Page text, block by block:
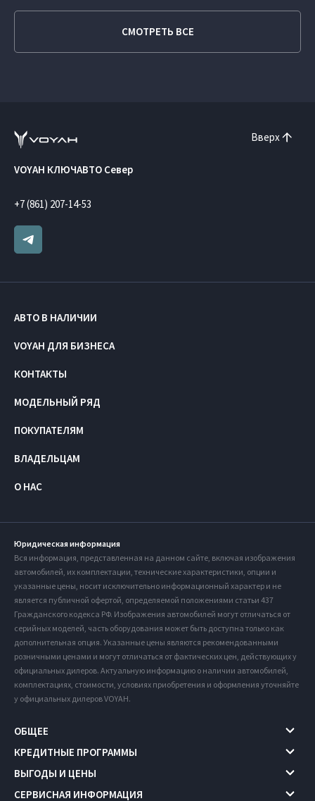
СМОТРЕТЬ ВСЕ
Вверх
VOYAH КЛЮЧАВТО Север
+7 (861) 207-14-53
АВТО В НАЛИЧИИ
VOYAH ДЛЯ БИЗНЕСА
КОНТАКТЫ
МОДЕЛЬНЫЙ РЯД
ПОКУПАТЕЛЯМ
ВЛАДЕЛЬЦАМ
О НАС
Юридическая информация
Вся информация, представленная на данном сайте, включая изображения
автомобилей, их комплектации, технические характеристики, опции и
указанные цены, носит исключительно информационный характер и не
является публичной офертой, определяемой положениями статьи 437
Гражданского кодекса РФ. Изображения автомобилей могут отличаться от
серийных моделей, часть оборудования может быть доступна только как
дополнительная опция. Указанные цены являются рекомендованными
розничными ценами и могут отличаться от фактических цен, действующих у
официальных дилеров. Актуальную информацию о наличии автомобилей,
комплектациях, стоимости, условиях приобретения и оформления уточняйте
у официальных дилеров VOYAH.
ОБЩЕЕ
КРЕДИТНЫЕ ПРОГРАММЫ
ВЫГОДЫ И ЦЕНЫ
СЕРВИСНАЯ ИНФОРМАЦИЯ